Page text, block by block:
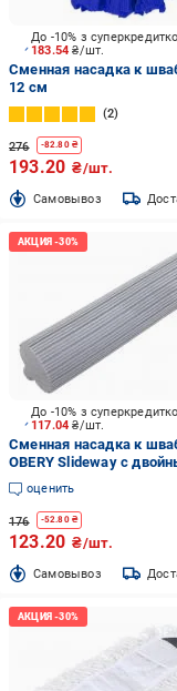
183.54₴/шт.
Сменная насадка к
12 см
2
276 -82.80₴
193.20 ₴/шт.
Cамовывоз
117.04₴/шт.
Сменная насадка к
OBERY Slideway с
отжимом 33 см
оценить
176 -52.80₴
123.20 ₴/шт.
Cамовывоз